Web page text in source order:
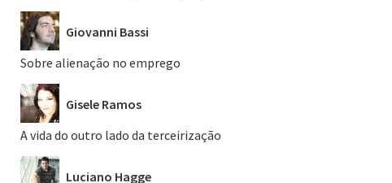
Giovanni Bassi
Sobre alienação no emprego
Gisele Ramos
A vida do outro lado da terceirização
Luciano Hagge